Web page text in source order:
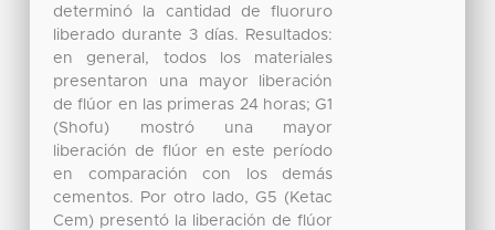
determinó la cantidad de fluoruro
liberado durante 3 días. Resultados:
en general, todos los materiales
presentaron una mayor liberación
de flúor en las primeras 24 horas; G1
(Shofu) mostró una mayor
liberación de flúor en este período
en comparación con los demás
cementos. Por otro lado, G5 (Ketac
Cem) presentó la liberación de flúor